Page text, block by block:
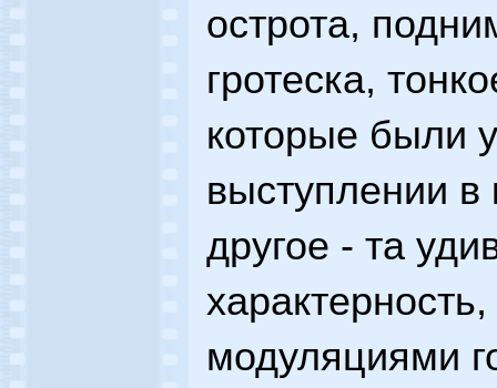
острота,
гротеска,
которые были
выступлении
другое - та
модуляциями